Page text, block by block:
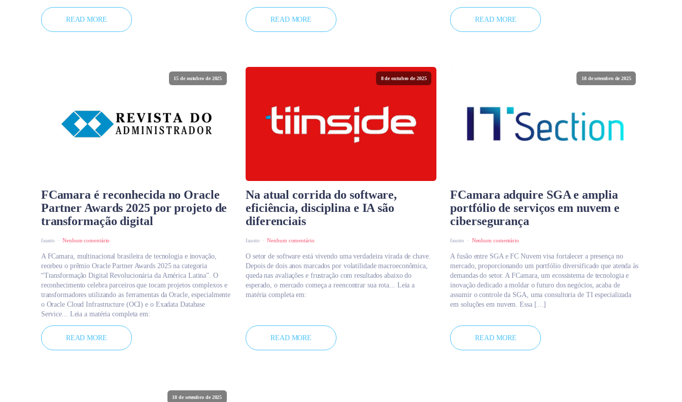
READ MORE READ MORE READ MORE
15 de outubro de 2025
FCamara é reconhecida no Oracle
Partner Awards 2025 por projeto de
transformação digital
fausto Nenhum comentário
A FCamara, multinacional brasileira de tecnologia e inovação,
recebeu o prêmio Oracle Partner Awards 2025 na categoria
“Transformação Digital Revolucionária da América Latina”. O
reconhecimento celebra parceiros que tocam projetos complexos e
transformadores utilizando as ferramentas da Oracle, especialmente
o Oracle Cloud Infrastructure (OCI) e o Exadata Database
Service... Leia a matéria completa em:
READ MORE
8 de outubro de 2025
Na atual corrida do software,
eficiência, disciplina e IA são
diferenciais
fausto Nenhum comentário
O setor de software está vivendo uma verdadeira virada de chave.
Depois de dois anos marcados por volatilidade macroeconômica,
queda nas avaliações e frustração com resultados abaixo do
esperado, o mercado começa a reencontrar sua rota... Leia a
matéria completa em:
READ MORE
18 de setembro de 2025
FCamara adquire SGA e amplia
portfólio de serviços em nuvem e
cibersegurança
fausto Nenhum comentário
A fusão entre SGA e FC Nuvem visa fortalecer a presença no
mercado, proporcionando um portfólio diversificado que atenda às
demandas do setor. A FCamara, um ecossistema de tecnologia e
inovação dedicado a moldar o futuro dos negócios, acaba de
assumir o controle da SGA, uma consultoria de TI especializada
em soluções em nuvem. Essa […]
READ MORE
18 de setembro de 2025